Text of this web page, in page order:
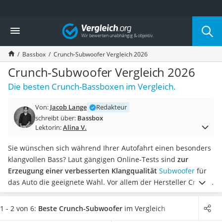
Die beliebtesten Vergleiche nach Kategorie
Elektronik
Powerstation
Monitor 32 Zoll 4K
Fernseher
Drucker
Desktop-PC
Diascanner
Laser-Multifunktionsdrucker
Powerstation mit Solarpanel
Gaming-PC
Soundbar
17-Zoll-Laptop
Satellitenschüssel
Gaming-Headset
Vergleich
Bassbox Crunch-Subwoofer Vergleich 2026
Crunch-Subwoofer Vergleich 2026
Die besten Crunch-Bassboxen im Vergleich.
Von: Jacob Lange
Redakteur
schreibt über: Bassbox
Lektorin:Alina V.
Sie wünschen sich während Ihrer Autofahrt einen besonders
klangvollen Bass? Laut gängigen Online-Tests sind zur
Erzeugung einer verbesserten Klangqualität Subwoofer für
das Auto die geeignete Wahl. Vor allem der Hersteller Crunch
setzt sich durch hochwertige Subwoofer auf dem Markt
durch. Den Crunch-Subwoofer können Sie je nach Modell in
1 - 2 von 6: Beste Crunch-Subwoofer im Vergleich